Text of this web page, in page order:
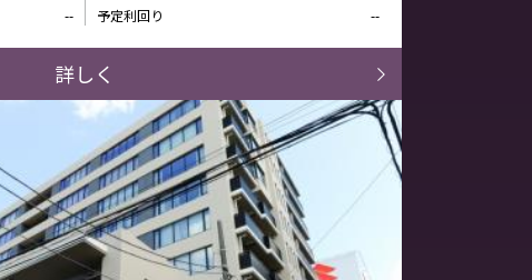
--
予定利回り
--
詳しく